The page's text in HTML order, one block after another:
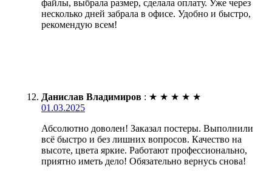
файлы, выбрала размер, сделала оплату. Уже через
несколько дней забрала в офисе. Удобно и быстро,
рекомендую всем!
Данислав Владимиров : ★ ★ ★ ★ ★
01.03.2025
Абсолютно доволен! Заказал постеры. Выполнили
всё быстро и без лишних вопросов. Качество на
высоте, цвета яркие. Работают профессионально,
приятно иметь дело! Обязательно вернусь снова!